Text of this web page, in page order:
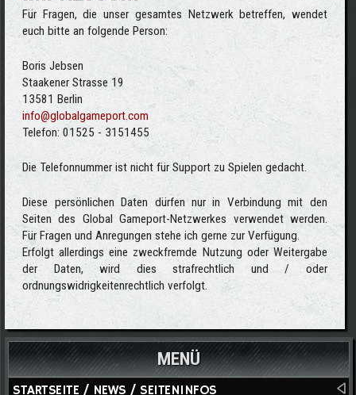
Für Fragen, die unser gesamtes Netzwerk betreffen, wendet
euch bitte an folgende Person:
Boris Jebsen
Staakener Strasse 19
13581 Berlin
info@globalgameport.com
Telefon: 01525 - 3151455
Die Telefonnummer ist nicht für Support zu Spielen gedacht.
Diese persönlichen Daten dürfen nur in Verbindung mit den
Seiten des Global Gameport-Netzwerkes verwendet werden.
Für Fragen und Anregungen stehe ich gerne zur Verfügung.
Erfolgt allerdings eine zweckfremde Nutzung oder Weitergabe
der Daten, wird dies strafrechtlich und / oder
ordnungswidrigkeitenrechtlich verfolgt.
MENÜ
STARTSEITE / NEWS / SEITENINFOS